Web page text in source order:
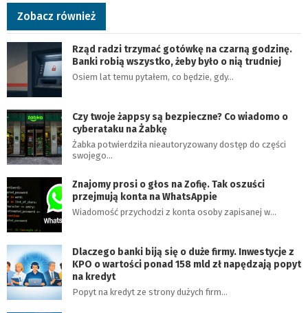
Zobacz również
Rząd radzi trzymać gotówkę na czarną godzinę.
Banki robią wszystko, żeby było o nią trudniej
Osiem lat temu pytałem, co będzie, gdy…
Czy twoje żappsy są bezpieczne? Co wiadomo o
cyberataku na Żabkę
Żabka potwierdziła nieautoryzowany dostęp do części
swojego…
Znajomy prosi o głos na Zofię. Tak oszuści
przejmują konta na WhatsAppie
Wiadomość przychodzi z konta osoby zapisanej w…
Dlaczego banki biją się o duże firmy. Inwestycje z
KPO o wartości ponad 158 mld zł napędzają popyt
na kredyt
Popyt na kredyt ze strony dużych firm…